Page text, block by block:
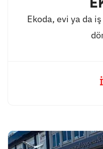
Ekoda, evi ya da